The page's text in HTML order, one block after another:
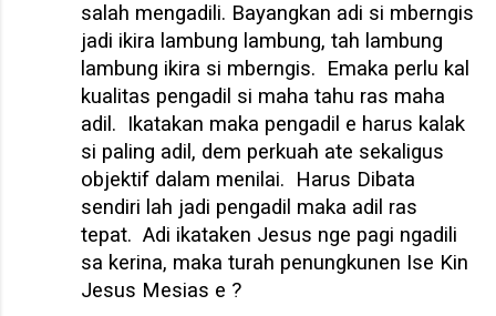
salah mengadili. Bayangkan adi si mberngis
jadi ikira lambung lambung, tah lambung
lambung ikira si mberngis. Emaka perlu kal
kualitas pengadil si maha tahu ras maha
adil. Ikatakan maka pengadil e harus kalak
si paling adil, dem perkuah ate sekaligus
objektif dalam menilai. Harus Dibata
sendiri lah jadi pengadil maka adil ras
tepat. Adi ikataken Jesus nge pagi ngadili
sa kerina, maka turah penungkunen Ise Kin
Jesus Mesias e ?